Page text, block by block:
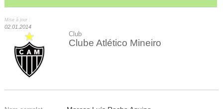
Mise à jour :
02.01.2014
Club
Clube Atlético Mineiro